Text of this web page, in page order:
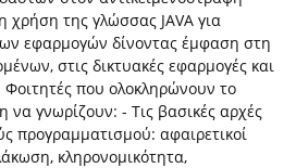
χρήση της γλώσσας JAVA για
εφαρμογών δίνοντας έμφαση στη
στις δικτυακές εφαρμογές και
Φοιτητές που ολοκληρώνουν το
να γνωρίζουν: - Τις βασικές αρχές
προγραμματισμού: αφαιρετικοί
κληρονομικότητα,